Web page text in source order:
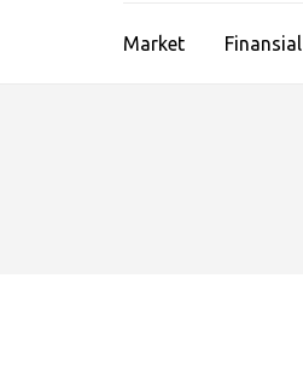
Market Finansial